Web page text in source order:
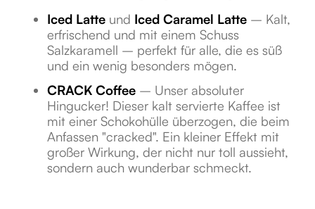
Iced Latte und Iced Caramel Latte – Kalt,
erfrischend und mit einem Schuss
Salzkaramell – perfekt für alle, die es süß
und ein wenig besonders mögen.
CRACK Coffee – Unser absoluter
Hingucker! Dieser kalt servierte Kaffee ist
mit einer Schokohülle überzogen, die beim
Anfassen "cracked". Ein kleiner Effekt mit
großer Wirkung, der nicht nur toll aussieht,
sondern auch wunderbar schmeckt.